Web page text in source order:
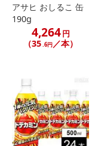
アサヒ おしるこ 缶
190g
4,264円
（35.6円／本）